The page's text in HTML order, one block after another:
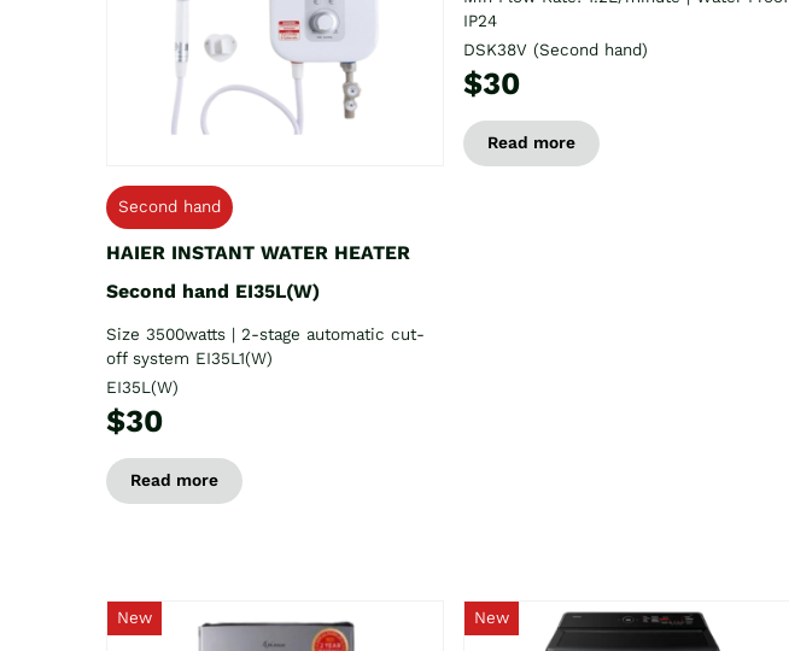
Second hand
HAIER INSTANT WATER HEATER
Second hand EI35L(W)
Size 3500watts | 2-stage automatic cut-
off system EI35L1(W)
EI35L(W)
$30
Read more
IP24
DSK38V (Second hand)
$30
Read more
New New